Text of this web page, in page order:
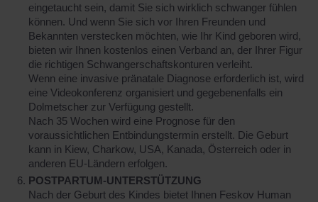
eingetaucht sein, damit Sie sich wirklich schwanger fühlen
können. Und wenn Sie sich vor Ihren Freunden und
Bekannten verstecken möchten, wie Ihr Kind geboren wird,
bieten wir Ihnen kostenlos einen Verband an, der Ihrer Figur
die richtigen Schwangerschaftskonturen verleiht.
Wenn eine invasive pränatale Diagnose erforderlich ist, wird
eine Videokonferenz organisiert und gegebenenfalls ein
Dolmetscher zur Verfügung gestellt.
Nach 35 Wochen wird eine Prognose für den
voraussichtlichen Entbindungstermin erstellt. Die Geburt
kann in Kiew, Charkow, USA, Kanada, Österreich oder in
anderen EU-Ländern erfolgen.
POSTPARTUM-UNTERSTÜTZUNG
Nach der Geburt des Kindes bietet Ihnen Feskov Human